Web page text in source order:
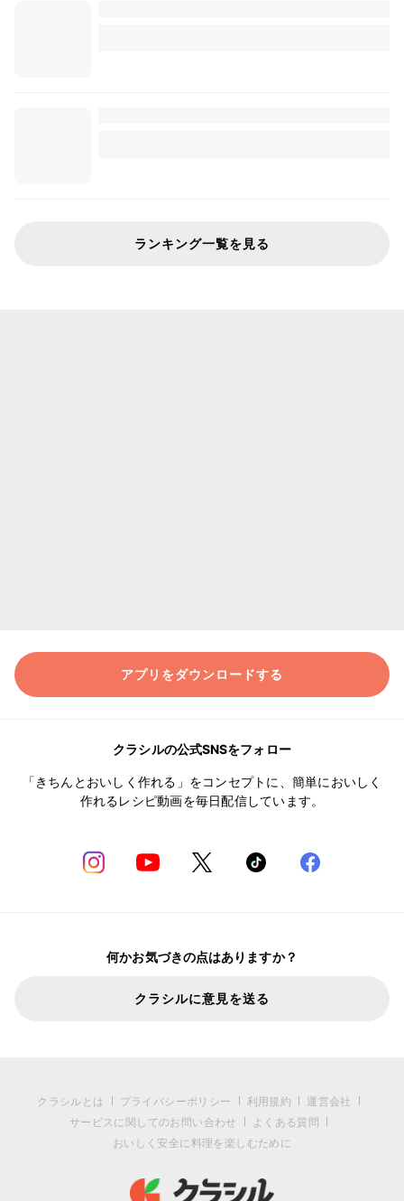
ランキング一覧を見る
アプリをダウンロードする
クラシルの公式SNSをフォロー
「きちんとおいしく作れる」をコンセプトに、簡単においしく
作れるレシピ動画を毎日配信しています。
何かお気づきの点はありますか？
クラシルに意見を送る
クラシルとは プライバシーポリシー 利用規約
運営会社
サービスに関してのお問い合わせ
よくある質問
おいしく安全に料理を楽しむために